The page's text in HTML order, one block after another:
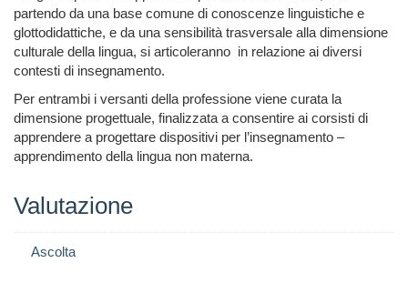
partendo da una base comune di conoscenze linguistiche e
glottodidattiche, e da una sensibilità trasversale alla dimensione
culturale della lingua, si articoleranno in relazione ai diversi
contesti di insegnamento.
Per entrambi i versanti della professione viene curata la
dimensione progettuale, finalizzata a consentire ai corsisti di
apprendere a progettare dispositivi per l’insegnamento –
apprendimento della lingua non materna.
Valutazione
Ascolta